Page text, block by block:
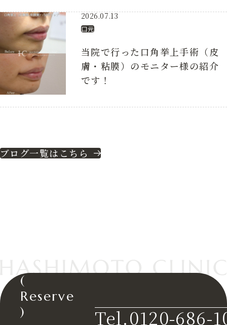
2026.07.13
口元
当院で行った口角挙上手術（皮
膚・粘膜）のモニター様の紹介
です！
ブログ一覧はこちら
(
Reserve
)
Tel.0120-686-